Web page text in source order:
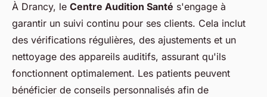
À Drancy, le Centre Audition Santé s'engage à
garantir un suivi continu pour ses clients. Cela inclut
des vérifications régulières, des ajustements et un
nettoyage des appareils auditifs, assurant qu'ils
fonctionnent optimalement. Les patients peuvent
bénéficier de conseils personnalisés afin de